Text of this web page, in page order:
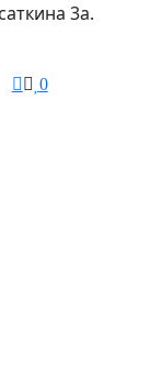
3а.
0